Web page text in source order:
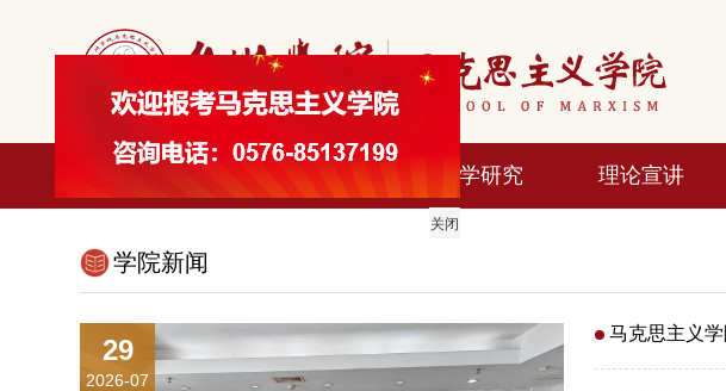
首页 学院概况 科学研究 理论宣讲
学院新闻
29
2026-07
18
马克思主义学院召开
关闭